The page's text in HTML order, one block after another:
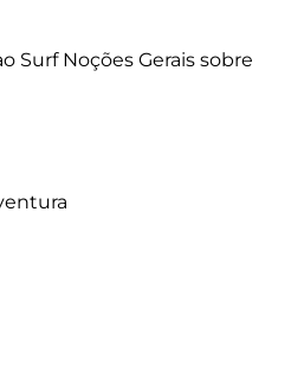
Surf Noções Gerais sobre